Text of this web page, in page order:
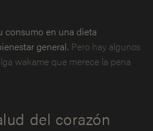
consumo en una dieta
general. Pero hay algunos
wakame que merece la pena
del corazón